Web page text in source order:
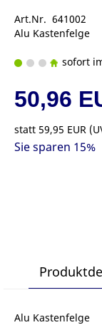
Art.Nr. 641002
Alu Kastenfelge
sofort
50,96
statt 59,95 EUR (
Sie sparen 15%
Alu Kastenfelge